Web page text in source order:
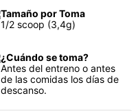
Tamaño por Toma
1/2 scoop (3,4g)
¿Cuándo se toma?
Antes del entreno o antes
de las comidas los días de
descanso.